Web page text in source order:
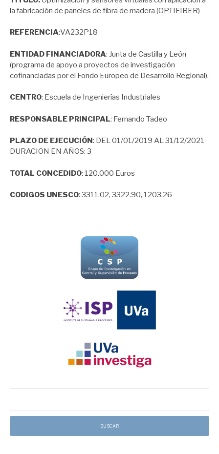
la fabricación de paneles de fibra de madera (OPTIFIBER)
REFERENCIA:VA232P18
ENTIDAD FINANCIADORA: Junta de Castilla y León
(programa de apoyo a proyectos de investigación
cofinanciadas por el Fondo Europeo de Desarrollo Regional).
CENTRO: Escuela de Ingenierías Industriales
RESPONSABLE PRINCIPAL: Fernando Tadeo
PLAZO DE EJECUCIÓN: DEL 01/01/2019 AL 31/12/2021
DURACION EN AÑOS: 3
TOTAL CONCEDIDO: 120.000 Euros
CODIGOS UNESCO: 3311.02, 3322.90, 1203.26